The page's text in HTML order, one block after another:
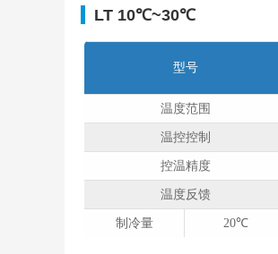
LT 10℃~30℃
型号
温度范围
温控控制
控温精度
温度反馈
制冷量 20℃